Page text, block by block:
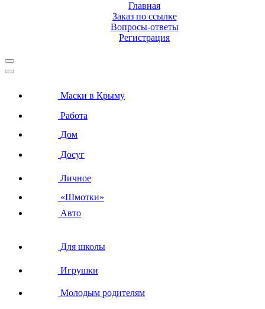
Главная
Заказ по ссылке
Вопросы-ответы
Регистрация
Маски в Крыму
Работа
Дом
Досуг
Личное
«Шмотки»
Авто
Для школы
Игрушки
Молодым родителям